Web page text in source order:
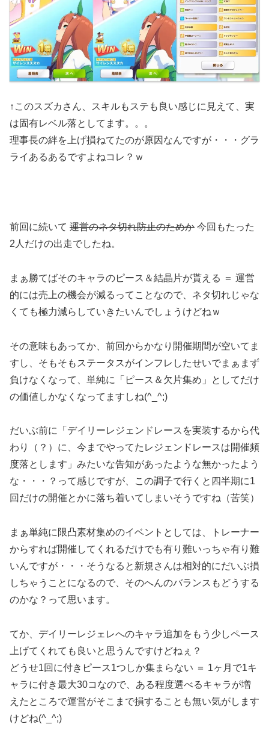
↑このスズカさん、スキルもステも良い感じに見えて、実
は固有レベル落としてます。。。
理事長の絆を上げ損ねてたのが原因なんですが・・・グラ
ライあるあるですよねコレ？ｗ
前回に続いて 運営のネタ切れ防止のためか 今回もたった
2人だけの出走でしたね。
まぁ勝てばそのキャラのピース＆結晶片が貰える ＝ 運営
的には売上の機会が減るってことなので、ネタ切れじゃな
くても極力減らしていきたいんでしょうけどねｗ
その意味もあってか、前回からかなり開催期間が空いてま
すし、そもそもステータスがインフレしたせいでまぁまず
負けなくなって、単純に「ピース＆欠片集め」としてだけ
の価値しかなくなってますしね(^_^;)
だいぶ前に「デイリーレジェンドレースを実装するから代
わり（？）に、今までやってたレジェンドレースは開催頻
度落とします」みたいな告知があったような無かったよう
な・・・？って感じですが、この調子で行くと四半期に1
回だけの開催とかに落ち着いてしまいそうですね（苦笑）
まぁ単純に限凸素材集めのイベントとしては、トレーナー
からすれば開催してくれるだけでも有り難いっちゃ有り難
いんですが・・・そうなると新規さんは相対的にだいぶ損
しちゃうことになるので、そのへんのバランスもどうする
のかな？って思います。
てか、デイリーレジェレへのキャラ追加をもう少しペース
上げてくれても良いと思うんですけどねぇ？
どうせ1回に付きピース1つしか集まらない ＝ 1ヶ月で1キ
ャラに付き最大30コなので、ある程度選べるキャラが増
えたところで運営がそこまで損することも無い気がします
けどね(^_^;)